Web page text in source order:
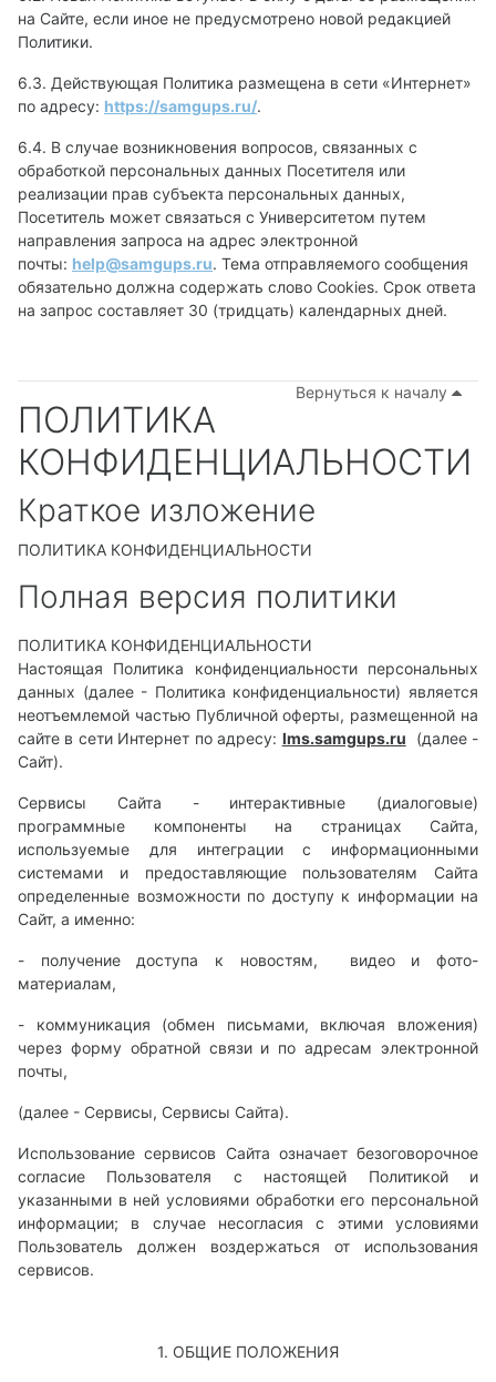
на Сайте, если иное не предусмотрено новой редакцией
Политики.
6.3. Действующая Политика размещена в сети «Интернет»
по адресу: https://samgups.ru/.
6.4. В случае возникновения вопросов, связанных с
обработкой персональных данных Посетителя или
реализации прав субъекта персональных данных,
Посетитель может связаться с Университетом путем
направления запроса на адрес электронной
почты: help@samgups.ru. Тема отправляемого сообщения
обязательно должна содержать слово Cookies. Срок ответа
на запрос составляет 30 (тридцать) календарных дней.
Вернуться к началу
ПОЛИТИКА
КОНФИДЕНЦИАЛЬНОСТИ
Краткое изложение
ПОЛИТИКА КОНФИДЕНЦИАЛЬНОСТИ
Полная версия политики
ПОЛИТИКА КОНФИДЕНЦИАЛЬНОСТИ
Настоящая Политика конфиденциальности персональных
данных (далее - Политика конфиденциальности) является
неотъемлемой частью Публичной оферты, размещенной на
сайте в сети Интернет по адресу: lms.samgups.ru (далее -
Сайт).
Сервисы Сайта - интерактивные (диалоговые)
программные компоненты на страницах Сайта,
используемые для интеграции с информационными
системами и предоставляющие пользователям Сайта
определенные возможности по доступу к информации на
Сайт, а именно:
- получение доступа к новостям, видео и фото-
материалам,
- коммуникация (обмен письмами, включая вложения)
через форму обратной связи и по адресам электронной
почты,
(далее - Сервисы, Сервисы Сайта).
Использование сервисов Сайта означает безоговорочное
согласие Пользователя с настоящей Политикой и
указанными в ней условиями обработки его персональной
информации; в случае несогласия с этими условиями
Пользователь должен воздержаться от использования
сервисов.
1. ОБЩИЕ ПОЛОЖЕНИЯ